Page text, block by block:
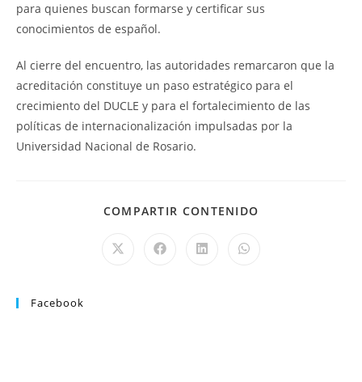
para quienes buscan formarse y certificar sus
conocimientos de español.
Al cierre del encuentro, las autoridades remarcaron que la
acreditación constituye un paso estratégico para el
crecimiento del DUCLE y para el fortalecimiento de las
políticas de internacionalización impulsadas por la
Universidad Nacional de Rosario.
COMPARTIR CONTENIDO
Facebook